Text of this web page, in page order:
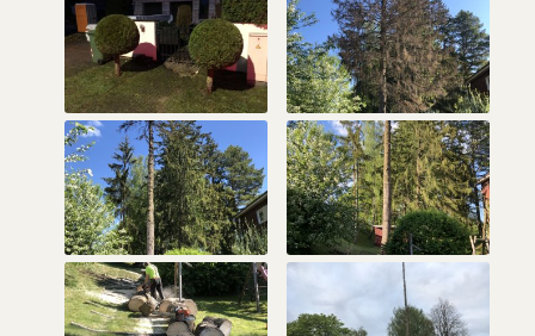
VÕIDETUD KOKKU
2023
TEHTUD PAKKUMISI
2023